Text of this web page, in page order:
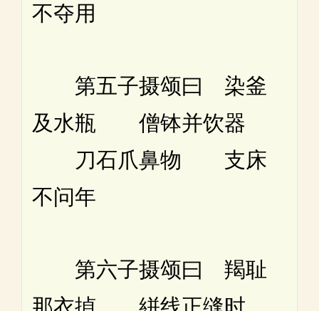
不夺用
第五子摄颂曰 染釜
及水瓶 僧钵并饮器
刀石爪鼻物 支床
不问年
第六子摄颂曰 羯耻
那衣揁 絣线正缝时